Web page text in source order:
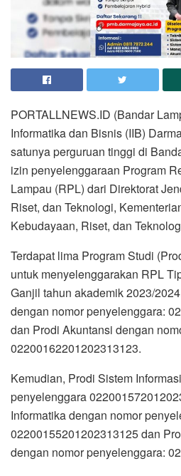
PORTALLNEWS.ID (Bandar
Informatika dan Bisnis (IIB)
satunya perguruan tinggi di
izin penyelenggaraan Program
Lampau (RPL) dari Direktorat
Riset, dan Teknologi,
Kebudayaan, Riset, dan
Terdapat lima Program Studi
untuk menyelenggarakan RPL
Ganjil tahun akademik 2023/
dengan nomor penyelenggara:
dan Prodi Akuntansi dengan
02200162201202313123.
Kemudian, Prodi Sistem
penyelenggara
Informatika dengan nomor
02200155201202313125 dan
dengan nomor penyelenggara: